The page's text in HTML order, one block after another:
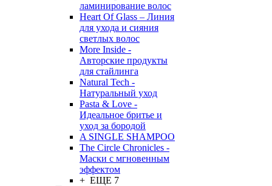
ламинирование волос
Heart Of Glass – Линия
для ухода и сияния
светлых волос
More Inside -
Авторские продукты
для стайлинга
Natural Tech -
Натуральный уход
Pasta & Love -
Идеальное бритье и
уход за бородой
A SINGLE SHAMPOO
The Circle Chronicles -
Маски с мгновенным
эффектом
+ ЕЩЕ 7